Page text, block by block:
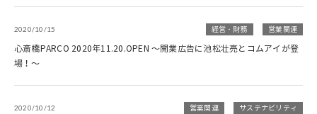
2020/10/15 経営・財務 営業関連
心斎橋PARCO 2020年11.20.OPEN ～開業広告に池松壮亮とコムアイが登
場！～
2020/10/12 営業関連 サステナビリティ